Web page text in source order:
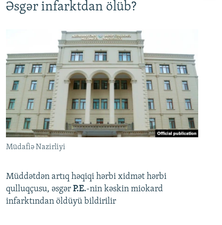
Əsgər infarktdan ölüb?
Müdafiə Nazirliyi
Müddətdən artıq həqiqi hərbi xidmət hərbi
qulluqçusu, əsgər P.E.-nin kəskin miokard
infarktından öldüyü bildirilir